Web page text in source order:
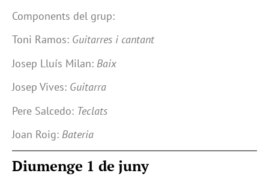
Components del grup:
Toni Ramos: Guitarres i cantant
Josep Lluís Milan: Baix
Josep Vives: Guitarra
Pere Salcedo: Teclats
Joan Roig: Bateria
Diumenge 1 de juny